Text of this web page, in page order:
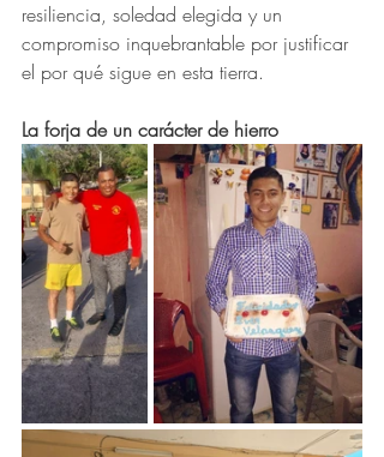
resiliencia, soledad elegida y un
compromiso inquebrantable por justificar
el por qué sigue en esta tierra.
La forja de un carácter de hierro